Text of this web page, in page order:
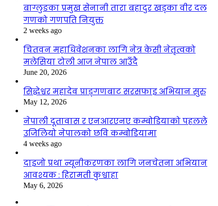
बाग्लुङका प्रमुख सेनानी तारा बहादुर खड्का वीर दल
गणको गणपति नियुक्त
2 weeks ago
चितवन महाधिवेशनका लागि नेत्र केसी नेतृत्वको
मलेसिया टोली आज नेपाल आउँदै
June 20, 2026
सिद्धेश्वर महादेव प्राङ्गणबाट सरसफाइ अभियान सुरु
May 12, 2026
नेपाली दूतावास र एनआरएनए कम्बोडियाको पहलले
उजिलियो नेपालको छवि कम्बोडियामा
4 weeks ago
दाइजो प्रथा न्यूनीकरणका लागि जनचेतना अभियान
आवश्यक : हिरामती कुश्वाहा
May 6, 2026